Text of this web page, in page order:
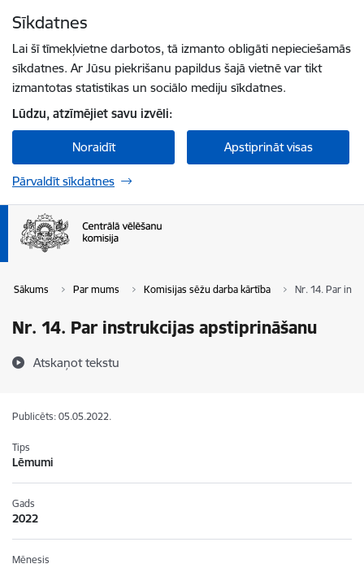
Sīkdatnes
Lai šī tīmekļvietne darbotos, tā izmanto obligāti nepieciešamās
sīkdatnes. Ar Jūsu piekrišanu papildus šajā vietnē var tikt
izmantotas statistikas un sociālo mediju sīkdatnes.
Lūdzu, atzīmējiet savu izvēli:
Noraidīt Apstiprināt visas
Pārvaldīt sīkdatnes
Sākums Par mums Komisijas sēžu darba kārtība Nr. 14. Par
Nr. 14. Par instrukcijas apstiprināšanu
Atskaņot tekstu
Publicēts: 05.05.2022.
Tips
Lēmumi
Gads
2022
Mēnesis